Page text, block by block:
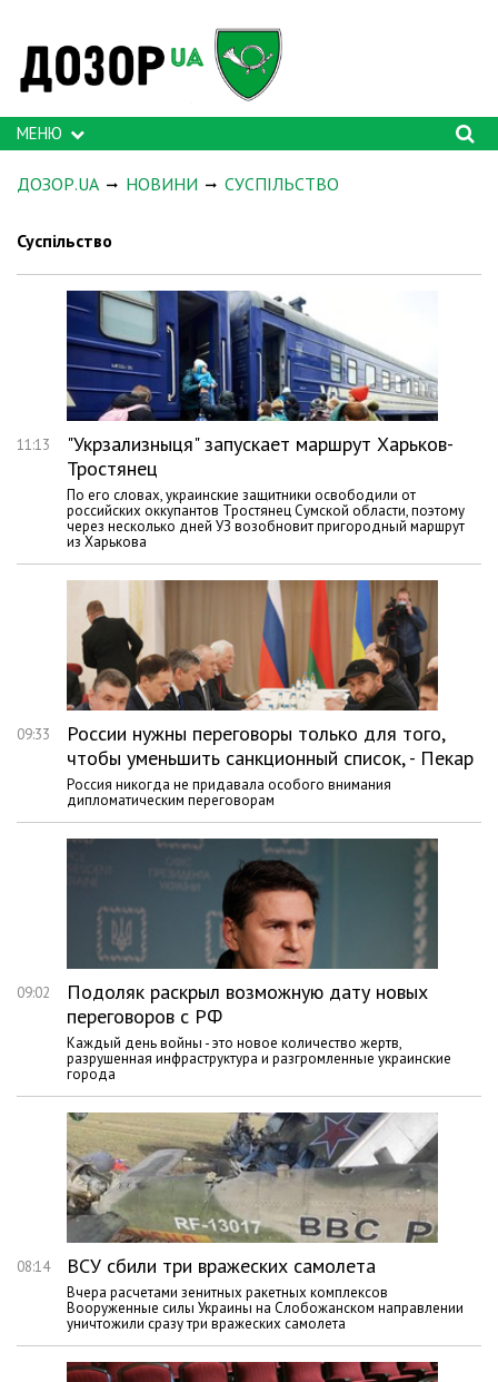
МЕНЮ
ДОЗОР.UA НОВИНИ СУСПІЛЬСТВО
Суспільство
11:13
"Укрзализныця" запускает маршрут Харьков-
Тростянец
По его словах, украинские защитники освободили от
российских оккупантов Тростянец Сумской области, поэтому
через несколько дней УЗ возобновит пригородный маршрут
из Харькова
09:33
России нужны переговоры только для того,
чтобы уменьшить санкционный список, - Пекар
Россия никогда не придавала особого внимания
дипломатическим переговорам
09:02
Подоляк раскрыл возможную дату новых
переговоров с РФ
Каждый день войны - это новое количество жертв,
разрушенная инфраструктура и разгромленные украинские
города
08:14 ВСУ сбили три вражеских самолета
Вчера расчетами зенитных ракетных комплексов
Вооруженные силы Украины на Слобожанском направлении
уничтожили сразу три вражеских самолета